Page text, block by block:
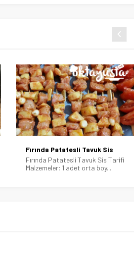
Çerkez Tavuğu Tarifi
Çerkez Tavuğu Tarifi Malzemeleri: 1,5
kg’lık bütün tavuk 1 adet...